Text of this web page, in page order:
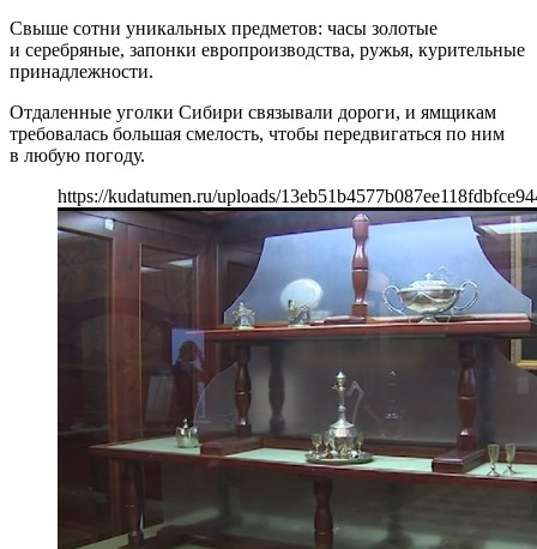
Свыше сотни уникальных предметов: часы золотые
и серебряные, запонки европроизводства, ружья, курительные
принадлежности.
Отдаленные уголки Сибири связывали дороги, и ямщикам
требовалась большая смелость, чтобы передвигаться по ним
в любую погоду.
https://kudatumen.ru/uploads/